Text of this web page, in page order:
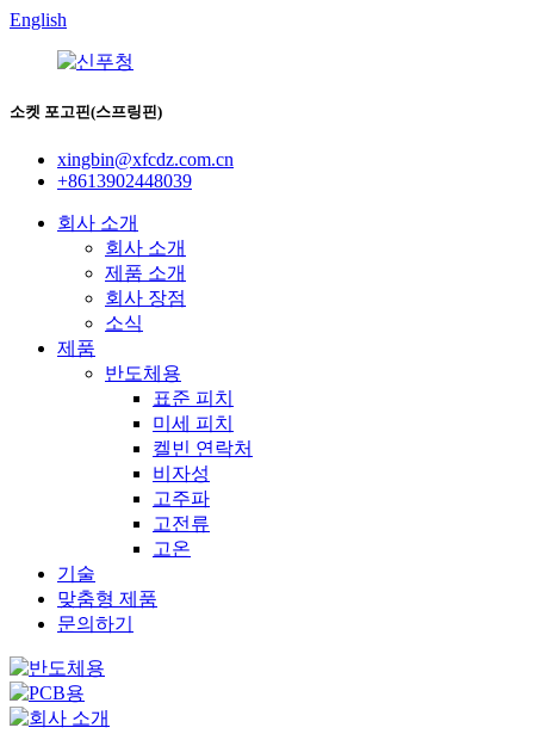
English
소켓 포고핀(스프링핀)
xingbin@xfcdz.com.cn
+8613902448039
회사 소개
회사 소개
제품 소개
회사 장점
소식
제품
반도체용
표준 피치
미세 피치
켈빈 연락처
비자성
고주파
고전류
고온
기술
맞춤형 제품
문의하기